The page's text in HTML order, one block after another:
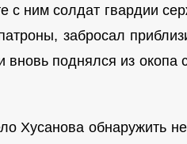
с ним солдат гвардии
забросал
поднялся из окопа
Хусанова обнаружить